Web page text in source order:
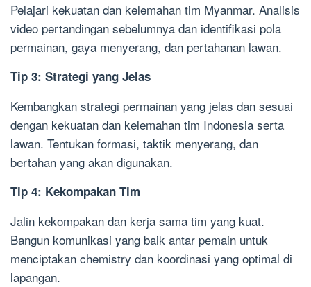
Pelajari kekuatan dan kelemahan tim Myanmar. Analisis
video pertandingan sebelumnya dan identifikasi pola
permainan, gaya menyerang, dan pertahanan lawan.
Tip 3: Strategi yang Jelas
Kembangkan strategi permainan yang jelas dan sesuai
dengan kekuatan dan kelemahan tim Indonesia serta
lawan. Tentukan formasi, taktik menyerang, dan
bertahan yang akan digunakan.
Tip 4: Kekompakan Tim
Jalin kekompakan dan kerja sama tim yang kuat.
Bangun komunikasi yang baik antar pemain untuk
menciptakan chemistry dan koordinasi yang optimal di
lapangan.